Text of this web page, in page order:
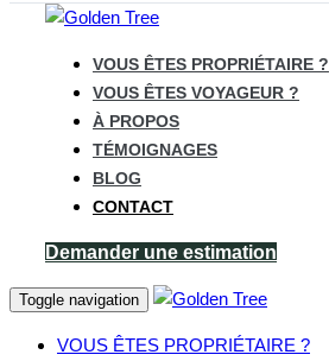
VOUS ÊTES PROPRIÉTAIRE ?
VOUS ÊTES VOYAGEUR ?
À PROPOS
TÉMOIGNAGES
BLOG
CONTACT
Demander une estimation
Toggle navigation
VOUS ÊTES PROPRIÉTAIRE ?